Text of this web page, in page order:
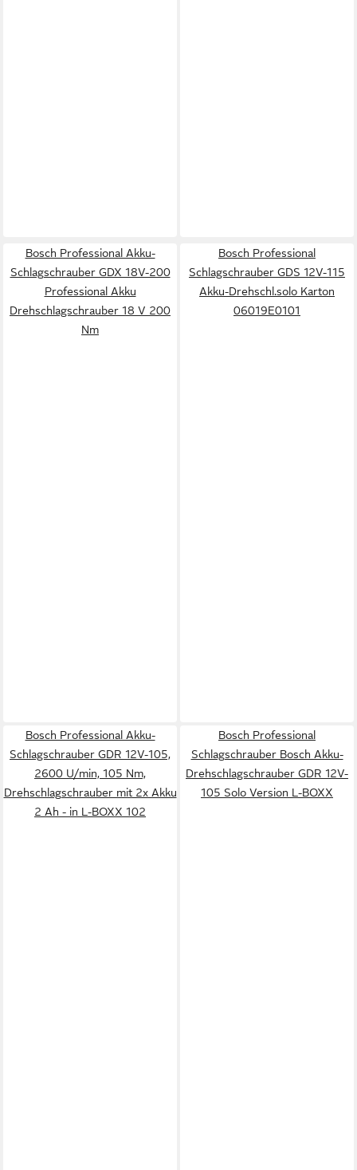
Bosch Professional Akku-
Schlagschrauber GDX 18V-200
Professional Akku
Drehschlagschrauber 18 V 200
Nm
Bosch Professional
Schlagschrauber GDS 12V-115
Akku-Drehschl.solo Karton
06019E0101
Bosch Professional Akku-
Schlagschrauber GDR 12V-105,
2600 U/min, 105 Nm,
Drehschlagschrauber mit 2x Akku
2 Ah - in L-BOXX 102
Bosch Professional
Schlagschrauber Bosch Akku-
Drehschlagschrauber GDR 12V-
105 Solo Version L-BOXX